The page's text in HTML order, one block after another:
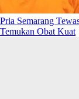
Pria Semarang
Temukan Obat Kuat